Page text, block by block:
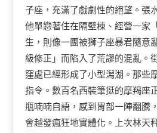
子座，充滿了戲劇性的絕望。張
他單戀著住在隔壁棟、經營一家
生，則像一團被獅子座暴君隨意
級修正」而陷入了荒謬的混亂。
窪處已經形成了小型潟湖。那些
指令。數百名西裝筆挺的摩羯座
瓶喃喃自語，感到胃部一陣翻騰
會越發瘋狂地實體化。上次林天